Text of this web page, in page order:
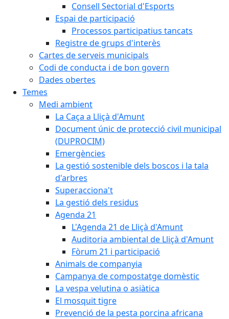
Consell Sectorial d'Esports
Espai de participació
Processos participatius tancats
Registre de grups d'interès
Cartes de serveis municipals
Codi de conducta i de bon govern
Dades obertes
Temes
Medi ambient
La Caça a Lliçà d'Amunt
Document únic de protecció civil municipal
(DUPROCIM)
Emergències
La gestió sostenible dels boscos i la tala
d'arbres
Superacciona't
La gestió dels residus
Agenda 21
L'Agenda 21 de Lliçà d'Amunt
Auditoria ambiental de Lliçà d'Amunt
Fòrum 21 i participació
Animals de companyia
Campanya de compostatge domèstic
La vespa velutina o asiàtica
El mosquit tigre
Prevenció de la pesta porcina africana